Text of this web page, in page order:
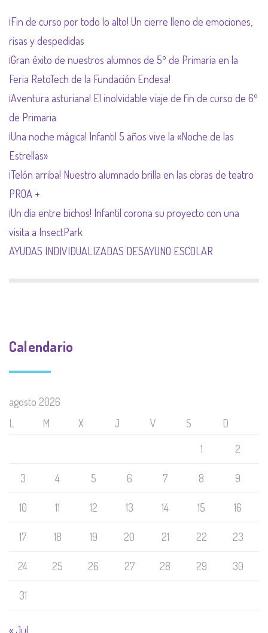
¡Fin de curso por todo lo alto! Un cierre lleno de emociones,
risas y despedidas
¡Gran éxito de nuestros alumnos de 5º de Primaria en la
Feria RetoTech de la Fundación Endesa!
¡Aventura asturiana! El inolvidable viaje de fin de curso de 6º
de Primaria
¡Una noche mágica! Infantil 5 años vive la «Noche de las
Estrellas»
¡Telón arriba! Nuestro alumnado brilla en las obras de teatro
PROA +
¡Un día entre bichos! Infantil corona su proyecto con una
visita a InsectPark
AYUDAS INDIVIDUALIZADAS DESAYUNO ESCOLAR
Calendario
agosto 2026
L
M X J V S
D
1
2
3 4 5 6 7 8 9
10 11 12 13 14 15 16
17 18 19 20 21 22 23
24 25 26 27 28 29 30
31
« Jul